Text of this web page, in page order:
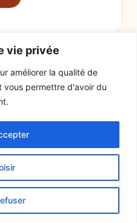
vie privée
améliorer la qualité de
vous permettre d'avoir du
Actualités
Mentions légales
un fromage